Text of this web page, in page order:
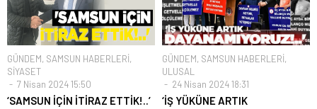
GÜNDEM, SAMSUN HABERLERİ,
SİYASET
7 Nisan 2024 15:50
‘SAMSUN İÇİN İTİRAZ ETTİK!..’
GÜNDEM, SAMSUN HABERLERİ,
ULUSAL
24 Nisan 2024 18:31
‘İŞ YÜKÜNE ARTIK